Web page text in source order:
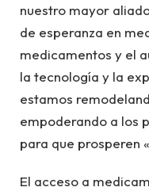
nuestro mayor
de esperanza en
medicamentos y el
la tecnología y la
estamos
empoderando a los
para que prosperen
El acceso a